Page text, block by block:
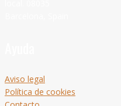
Aviso legal
Política de cookies